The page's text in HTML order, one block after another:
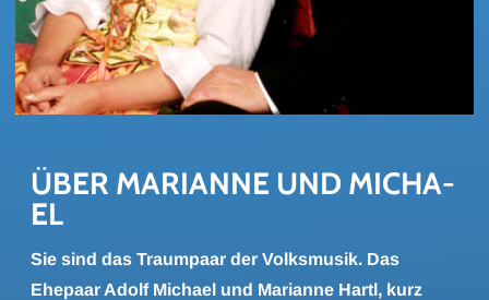
ÜBER MA­RI­AN­NE UND MI­CHA­
EL
Sie sind das Traumpaar der Volksmusik. Das
Ehepaar Adolf Michael und Marianne Hartl, kurz